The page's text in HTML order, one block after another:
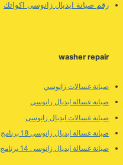
رقم صيانة ايديال زانوسى اكواتك
washer repair
صيانة غسالات زانوسي
صيانة غسالة ايديال زانوسى
صيانة غسالات ايديال زانوسى
صيانة غسالة ايديال زانوسى 18 برنامج
صيانة غسالة ايديال زانوسى 14 برنامج